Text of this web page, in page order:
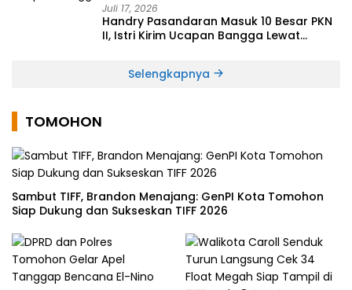
Juli 17, 2026
Handry Pasandaran Masuk 10 Besar PKN
II, Istri Kirim Ucapan Bangga Lewat
Selengkapnya
TOMOHON
Sambut TIFF, Brandon Menajang: ​GenPI Kota Tomohon
Siap Dukung dan Sukseskan TIFF 2026